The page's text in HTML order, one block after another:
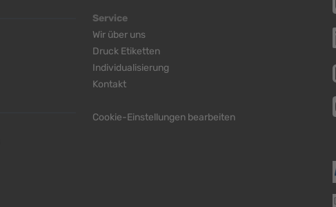
Service
Wir über uns
Druck Etiketten
Individualisierung
Kontakt
Cookie-Einstellungen bearbeiten